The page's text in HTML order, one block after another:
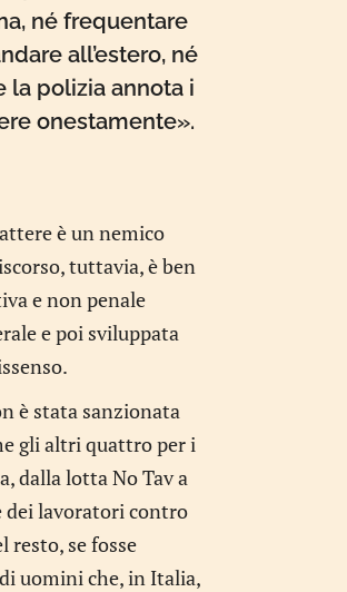
né frequentare
all’estero, né
la polizia annota i
onestamente».
è un nemico
tuttavia, è ben
e non penale
e poi sviluppata
è stata sanzionata
gli altri quattro per i
dalla lotta No Tav a
dei lavoratori contro
resto, se fosse
uomini che, in Italia,